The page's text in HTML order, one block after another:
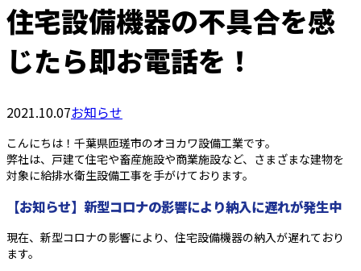
住宅設備機器の不具合を感
じたら即お電話を！
2021.10.07お知らせ
こんにちは！千葉県匝瑳市のオヨカワ設備工業です。
弊社は、戸建て住宅や畜産施設や商業施設など、さまざまな建物を
対象に給排水衛生設備工事を手がけております。
【お知らせ】新型コロナの影響により納入に遅れが発生中
現在、新型コロナの影響により、住宅設備機器の納入が遅れており
ます。